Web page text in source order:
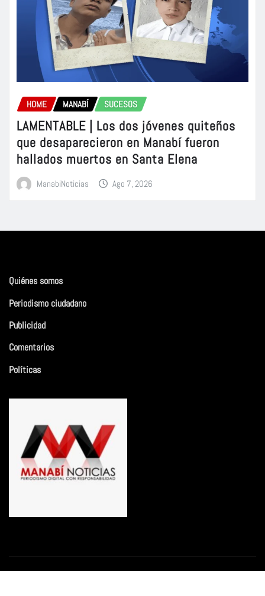
HOME MANABÍ SUCESOS
LAMENTABLE | Los dos jóvenes quiteños
que desaparecieron en Manabí fueron
hallados muertos en Santa Elena
ManabiNoticias Ago 7, 2026
Quiénes somos
Periodismo ciudadano
Publicidad
Comentarios
Políticas